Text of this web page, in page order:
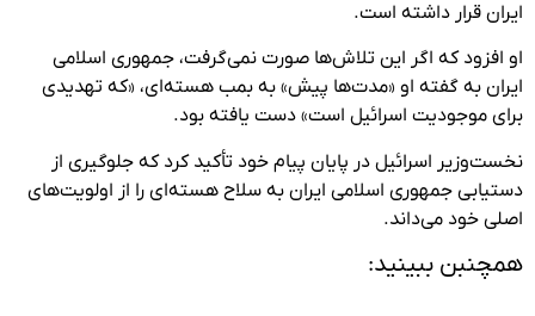
ایران قرار داشته است.
او افزود که اگر این تلاش‌ها صورت نمی‌گرفت، جمهوری اسلامی
ایران به گفته او «مدت‌ها پیش» به بمب هسته‌ای، «که تهدیدی
برای موجودیت اسرائیل است» دست یافته بود.
نخست‌وزیر اسرائیل در پایان پیام خود تأکید کرد که جلوگیری از
دستیابی جمهوری اسلامی ایران به سلاح هسته‌ای را از اولویت‌های
اصلی خود می‌داند.
همچنبن ببینید: